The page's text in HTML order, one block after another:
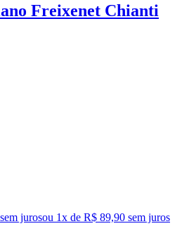
Freixenet Chianti
jurosou 1x de R$ 89,90 sem juros